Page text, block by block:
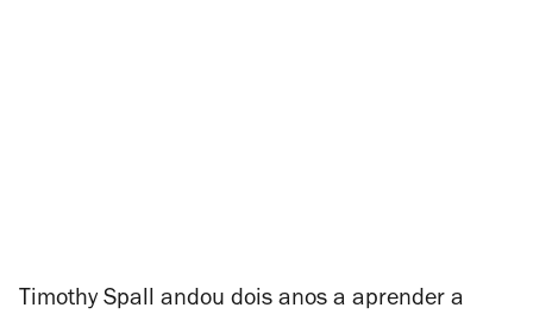
Timothy Spall andou dois anos a aprender a